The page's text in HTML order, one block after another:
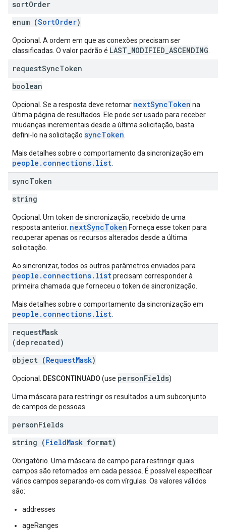
sortOrder
enum (SortOrder)
Opcional. A ordem em que as conexões precisam ser
classificadas. O valor padrão é LAST_MODIFIED_ASCENDING
requestSyncToken
boolean
Opcional. Se a resposta deve retornar nextSyncToken na
última página de resultados. Ele pode ser usado para receber
mudanças incrementais desde a última solicitação, basta
defini-lo na solicitação syncToken
Mais detalhes sobre o comportamento da sincronização em
people.connections.list
syncToken
string
Opcional. Um token de sincronização, recebido de uma
resposta anterior. nextSyncToken Forneça esse token para
recuperar apenas os recursos alterados desde a última
solicitação.
Ao sincronizar, todos os outros parâmetros enviados para
people.connections.listprecisam corresponder à
primeira chamada que forneceu o token de sincronização.
Mais detalhes sobre o comportamento da sincronização em
people.connections.list
requestMask
(deprecated)
object (RequestMask)
Opcional. DESCONTINUADO (use personFields)
Uma máscara para restringir os resultados a um subconjunto
de campos de pessoas.
personFields
string (FieldMask format)
Obrigatório. Uma máscara de campo para restringir quais
campos são retornados em cada pessoa. É possível especificar
vários campos separando-os com vírgulas. Os valores válidos
são:
addresses
ageRanges